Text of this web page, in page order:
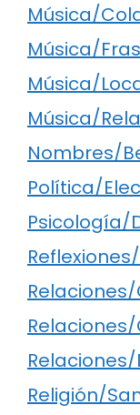
Música/
Música/
Música/
Música/
Nombres/
Política/
Psicología/
Religión/